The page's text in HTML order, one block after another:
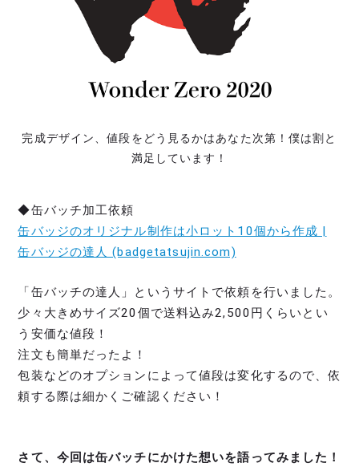
完成デザイン、値段をどう見るかはあなた次第！僕は割と
満足しています！
◆缶バッチ加工依頼
缶バッジのオリジナル制作は小ロット10個から作成 |
缶バッジの達人 (badgetatsujin.com)
「缶バッチの達人」というサイトで依頼を行いました。
少々大きめサイズ20個で送料込み2,500円くらいとい
う安価な値段！
注文も簡単だったよ！
包装などのオプションによって値段は変化するので、依
頼する際は細かくご確認ください！
さて、今回は缶バッチにかけた想いを語ってみました！